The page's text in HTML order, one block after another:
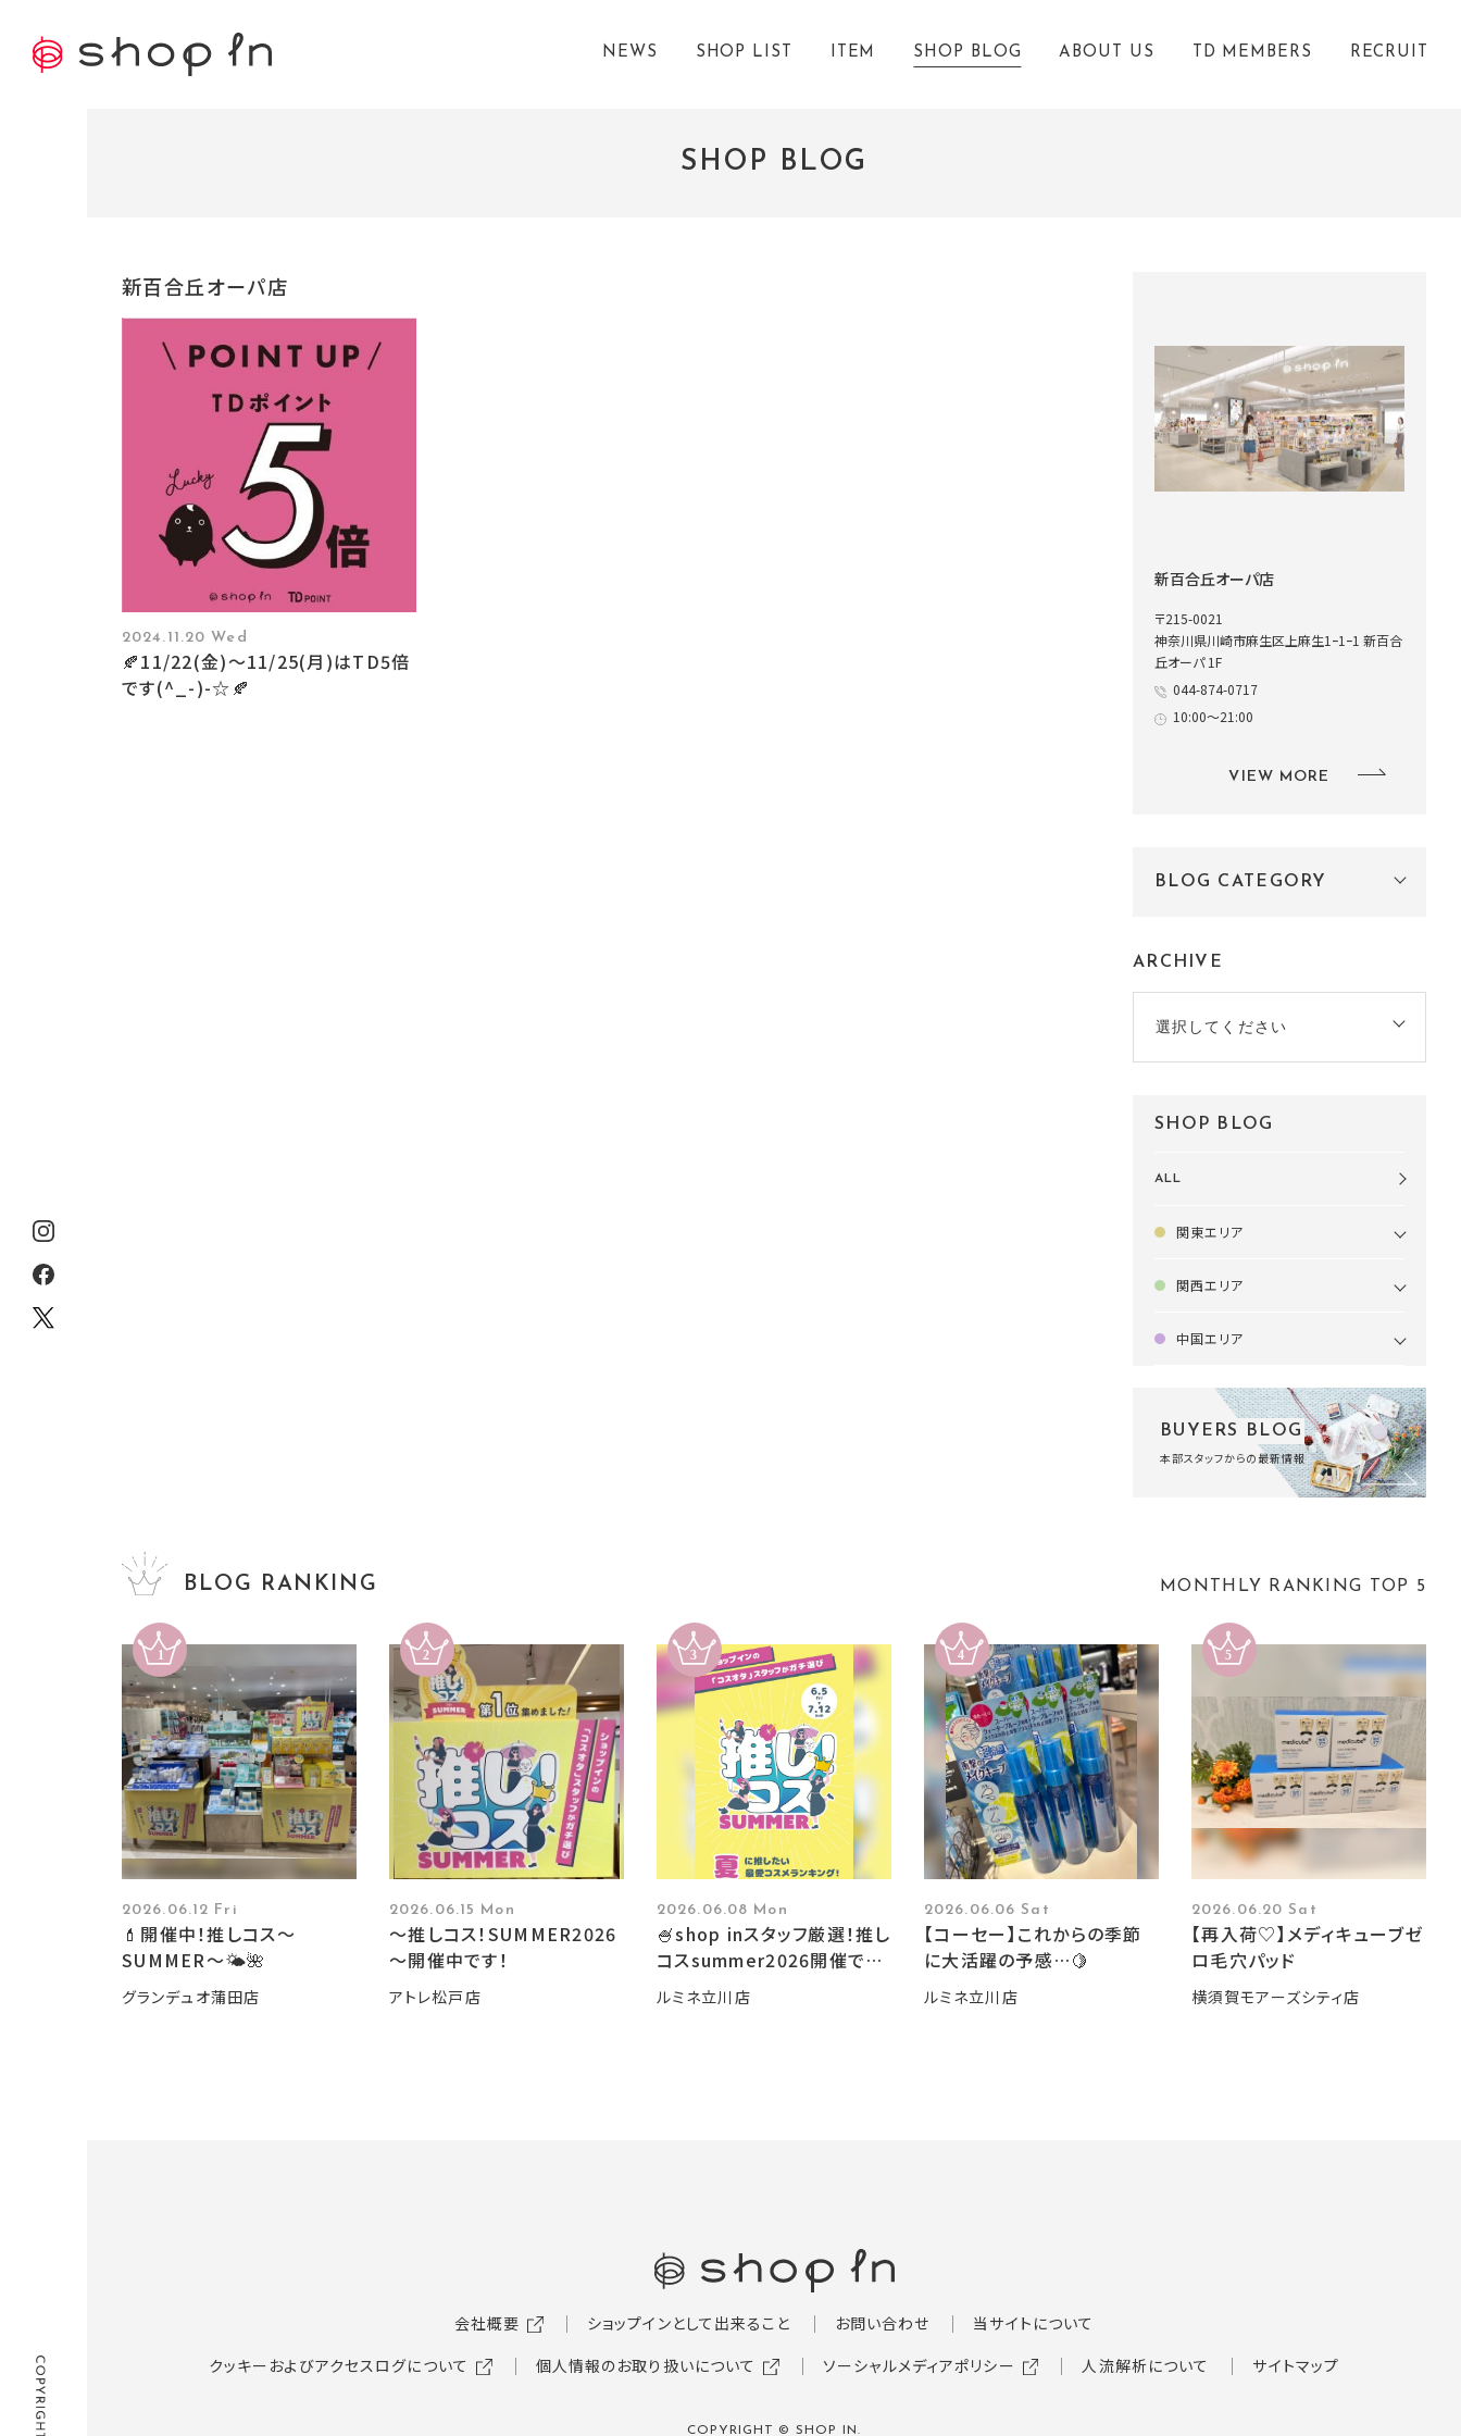
NEWS SHOP LIST ITEM SHOP BLOG ABOUT US TD MEMBERS RECRUIT
SHOP BLOG
新百合丘オーパ店
2024.11.20 Wed
🍂11/22(金)～11/25(月)はTD5倍
です(^_-)-☆🍂
新百合丘オーパ店
〒215-0021
神奈川県川崎市麻生区上麻生1ｰ1ｰ1 新百合
丘オーパ 1F
044-874-0717
10:00～21:00
VIEW MORE
BLOG CATEGORY
ARCHIVE
選択してください
SHOP BLOG
ALL
関東エリア
関西エリア
中国エリア
BUYERS BLOG
本部スタッフからの最新情報
BLOG RANKING MONTHLY RANKING TOP 5
2026.06.12 Fri
💄開催中！推しコス〜
SUMMER〜🌤️🌺
グランデュオ蒲田店
2026.06.15 Mon
～推しコス！SUMMER2026
～開催中です！
アトレ松戸店
2026.06.08 Mon
🍧shop inスタッフ厳選！推し
コスsummer2026開催です
🍧
ルミネ立川店
2026.06.06 Sat
【コーセー】これからの季節
に大活躍の予感…🍋
ルミネ立川店
2026.06.20 Sat
【再入荷♡】メディキューブゼ
ロ毛穴パッド
横須賀モアーズシティ店
会社概要 ショップインとして出来ること お問い合わせ
当サイトについて
クッキーおよびアクセスログについて
個人情報のお取り扱いについて ソーシャルメディアポリシー 人流解析について サイトマップ
COPYRIGHT © SHOP IN.